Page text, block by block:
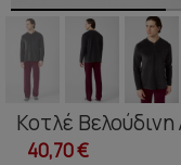
Κοτλέ
40,70 €